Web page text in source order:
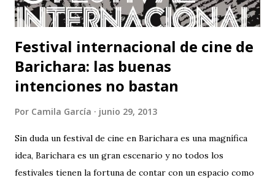
Festival internacional de cine de
Barichara: las buenas
intenciones no bastan
Por Camila García junio 29, 2013
Sin duda un festival de cine en Barichara es una magnífica
idea, Barichara es un gran escenario y no todos los
festivales tienen la fortuna de contar con un espacio como